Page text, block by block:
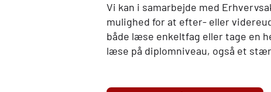
Vi kan i samarbejde med
mulighed for at efter- eller
både læse enkeltfag eller tage en
læse på diplomniveau, også et